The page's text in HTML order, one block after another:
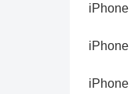
iPhone
iPhone